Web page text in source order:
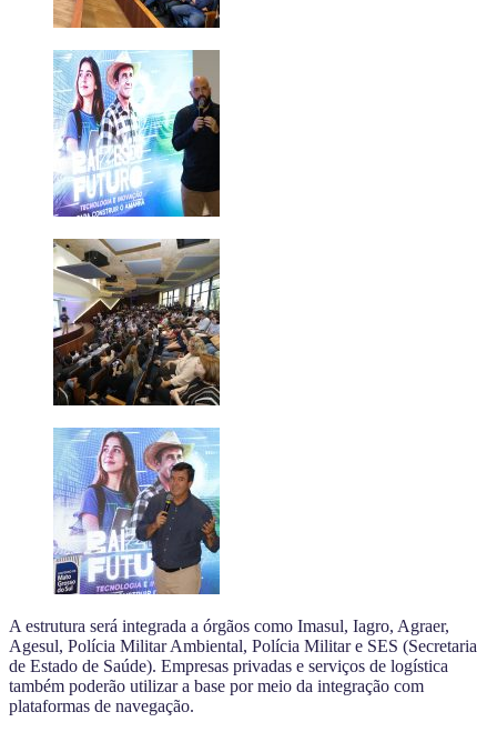
A estrutura será integrada a órgãos como Imasul, Iagro, Agraer,
Agesul, Polícia Militar Ambiental, Polícia Militar e SES (Secretaria
de Estado de Saúde). Empresas privadas e serviços de logística
também poderão utilizar a base por meio da integração com
plataformas de navegação.